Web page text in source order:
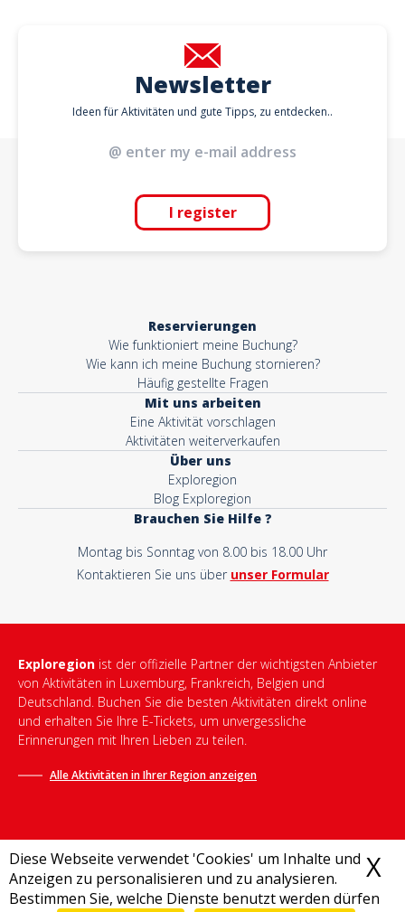
Diese Webseite verwendet 'Cookies' um Inhalte und
Anzeigen zu personalisieren und zu analysieren.
Bestimmen Sie, welche Dienste benutzt werden dürfen
X
Newsletter
Ideen für Aktivitäten und gute Tipps, zu entdecken..
I register
Reservierungen
Wie funktioniert meine Buchung?
Wie kann ich meine Buchung stornieren?
Häufig gestellte Fragen
Mit uns arbeiten
Eine Aktivität vorschlagen
Aktivitäten weiterverkaufen
Über uns
Exploregion
Blog Exploregion
Brauchen Sie Hilfe ?
Montag bis Sonntag von 8.00 bis 18.00 Uhr
Kontaktieren Sie uns über unser Formular
Exploregion ist der offizielle Partner der wichtigsten Anbieter
von Aktivitäten in Luxemburg, Frankreich, Belgien und
Deutschland. Buchen Sie die besten Aktivitäten direkt online
und erhalten Sie Ihre E-Tickets, um unvergessliche
Erinnerungen mit Ihren Lieben zu teilen.
Alle Aktivitäten in Ihrer Region anzeigen
Allgemeine Geschäftsbedingungen-Datenschutzrichtlinie-